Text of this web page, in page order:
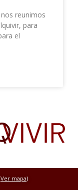
reunimos
para
el
Ver mapa)